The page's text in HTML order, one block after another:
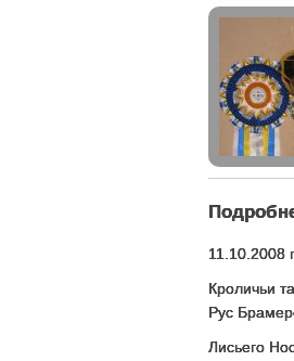
11.10.2008
Кроличьи
Рус
Лисьего